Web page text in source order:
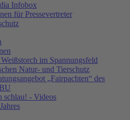
Infobox
für Pressevertreter
im Spannungsfeld
Natur- und Tierschutz
„Fairpachten“ des
schlau! - Videos